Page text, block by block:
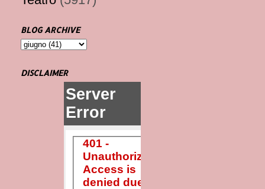
BLOG ARCHIVE
DISCLAIMER